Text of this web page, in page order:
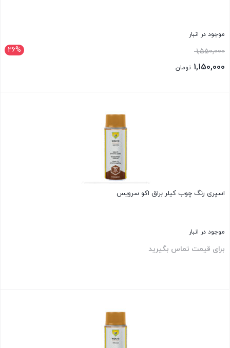
موجود در انبار
26% 1,550,000قیمت
اصلی:1,150,000 تومان
اسپری رنگ چوب کیلر براق اکو سرویس
موجود در انبار
برای قیمت تماس بگیرید